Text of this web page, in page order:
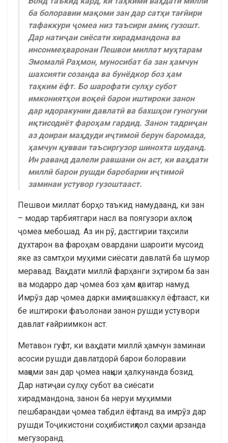
ба болоравии мақоми зан дар сатҳи тағйири
тафаккури ҷомеа низ таъсири амиқ гузошт.
Дар натиҷаи сиёсати хирадмандона ва
инсонмеҳваронаи Пешвои миллат муҳтарам
Эмомалӣ Раҳмон, муносибат ба зан ҳамчун
шахсияти созанда ва бунёдкор боз ҳам
таҳким ёфт. Бо шарофати сулҳу субот
имкониятҳои воқеӣ барои иштироки занон
дар идоракунии давлатӣ ва бахшҳои гуногуни
иқтисодиёт фароҳам гардид. Занон тадриҷан
аз доираи маҳдуди иҷтимоӣ берун баромада,
ҳамчун қувваи таъсиргузор шинохта шуданд.
Ин раванд далели равшани он аст, ки ваҳдати
миллӣ барои рушди баробарии иҷтимоӣ
заминаи устувор гузоштааст.
Пешвои миллат борҳо таъкид намудаанд, ки зан
– модар тарбиятгари насл ва поягузори ахлоқи
ҷомеа мебошад. Аз ин рӯ, дастгирии таҳсили
духтарон ва фароҳам овардани шароити мусоид
яке аз самтҳои муҳими сиёсати давлатӣ ба шумор
меравад. Ваҳдати миллӣ фарҳанги эҳтиром ба зан
ва модарро дар ҷомеа боз ҳам қавитар намуд.
Имрӯз дар ҷомеа дарки амиқ ташаккул ёфтааст, ки
бе иштироки фаъолонаи занон рушди устувори
давлат ғайриимкон аст.
Метавон гуфт, ки ваҳдати миллӣ ҳамчун заминаи
асосии рушди давлатдорӣ барои болоравии
мақоми зан дар ҷомеа нақши ҳалкунанда бозид.
Дар натиҷаи сулҳу субот ва сиёсати
хирадмандона, занон ба неруи муҳимми
пешбарандаи ҷомеа табдил ёфтанд ва имрӯз дар
рушди Тоҷикистони соҳибистиқлол саҳми арзанда
мегузоранд.